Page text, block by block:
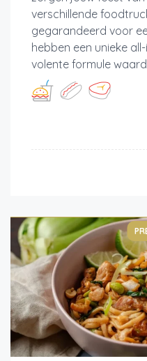
verschillende
gegarandeerd voor
hebben een unieke
volente formule